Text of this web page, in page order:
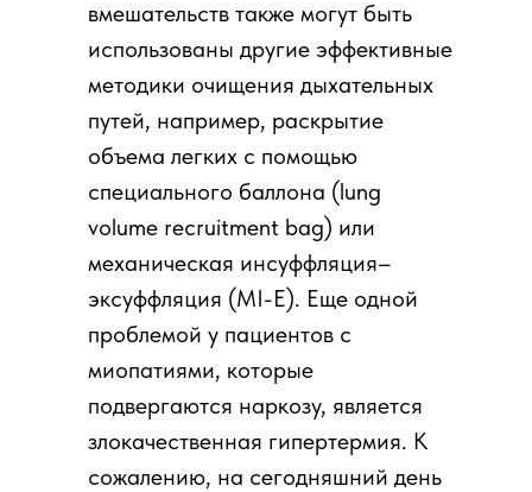
вмешательств также могут быть
использованы другие эффективные
методики очищения дыхательных
путей, например, раскрытие
объема легких с помощью
специального баллона (lung
volume recruitment bag) или
механическая инсуффляция–
эксуффляция (MI-E). Еще одной
проблемой у пациентов с
миопатиями, которые
подвергаются наркозу, является
злокачественная гипертермия. К
сожалению, на сегодняшний день